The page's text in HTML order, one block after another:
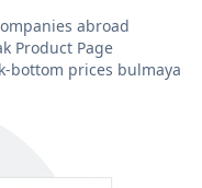
abroad
Product Page
bottom prices bulmaya